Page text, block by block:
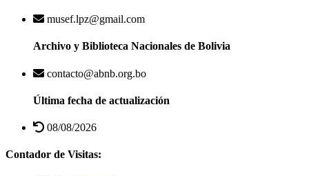
musef.lpz@gmail.com
Archivo y Biblioteca Nacionales de Bolivia
contacto@abnb.org.bo
Última fecha de actualización
08/08/2026
Contador de Visitas: